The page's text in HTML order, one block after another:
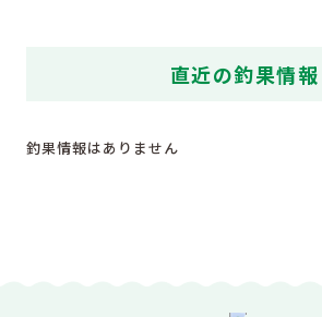
直近の釣果情報
釣果情報はありません